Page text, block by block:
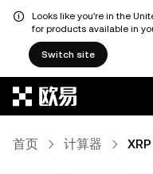
Looks like you're in the
for products available in
Switch site
首页 计算器